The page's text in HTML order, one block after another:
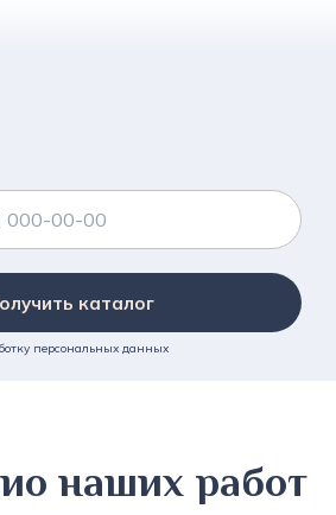
каталог
персональных данных
наших работ